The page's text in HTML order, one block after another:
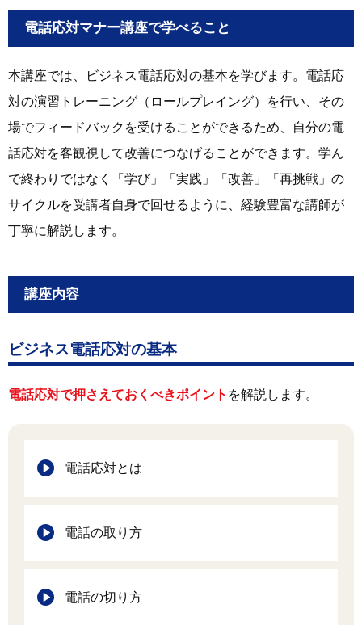
電話応対マナー講座で学べること
本講座では、ビジネス電話応対の基本を学びます。電話応
対の演習トレーニング（ロールプレイング）を行い、その
場でフィードバックを受けることができるため、自分の電
話応対を客観視して改善につなげることができます。学ん
で終わりではなく「学び」「実践」「改善」「再挑戦」の
サイクルを受講者自身で回せるように、経験豊富な講師が
丁寧に解説します。
講座内容
ビジネス電話応対の基本
電話応対で押さえておくべきポイント を解説します。
電話応対とは
電話の取り方
電話の切り方